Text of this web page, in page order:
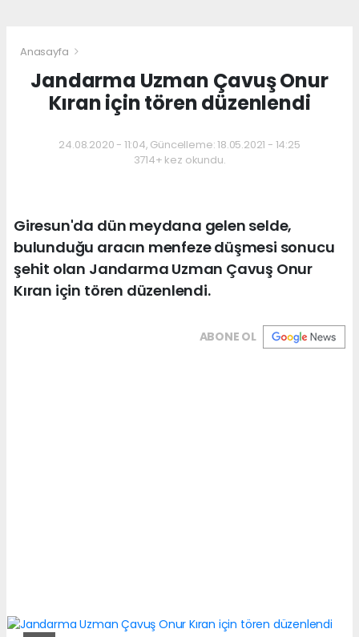
Anasayfa
Jandarma Uzman Çavuş Onur
Kıran için tören düzenlendi
24.08.2020 - 11:04, Güncelleme: 18.05.2021 - 14:25
3714+ kez okundu.
Giresun'da dün meydana gelen selde,
bulunduğu aracın menfeze düşmesi sonucu
şehit olan Jandarma Uzman Çavuş Onur
Kıran için tören düzenlendi.
ABONE OL